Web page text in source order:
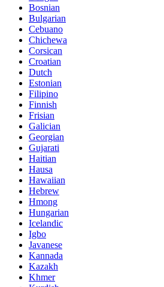
Bosnian
Bulgarian
Cebuano
Chichewa
Corsican
Croatian
Dutch
Estonian
Filipino
Finnish
Frisian
Galician
Georgian
Gujarati
Haitian
Hausa
Hawaiian
Hebrew
Hmong
Hungarian
Icelandic
Igbo
Javanese
Kannada
Kazakh
Khmer